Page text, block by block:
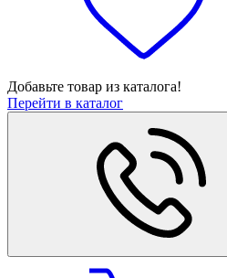
Добавьте товар из каталога!
Перейти в каталог